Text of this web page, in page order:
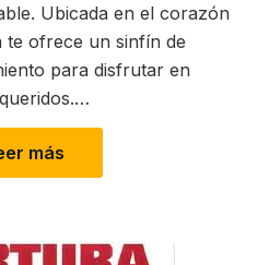
Ubicada en el corazón
te ofrece un sinfín de
para disfrutar en
más